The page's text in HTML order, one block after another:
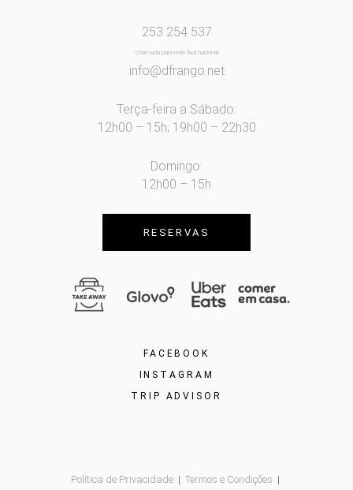
253 254 537
chamada para rede fixa nacional
info@dfrango.net
Terça-feira a Sábado:
12h00 – 15h; 19h00 – 22h30
Domingo:
12h00 – 15h
RESERVAS
FACEBOOK
INSTAGRAM
TRIP ADVISOR
Política de Privacidade Termos e Condições